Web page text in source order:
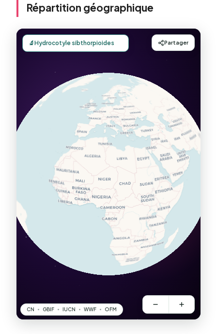
Répartition géographique